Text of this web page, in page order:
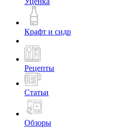
Крафт и сидр
Рецепты
Статьи
Обзоры